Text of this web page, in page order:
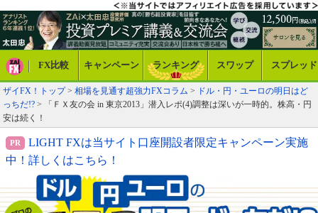
FX比較 キャンペーン ランキング スワップ スプレッド
ザイFX！トップ> 相場を見通す超強力FXコラム > ドル・円・ユーロの明日はど
っちだ!? > 「ＦＸ友の会 in 東京2013」潜入レポ(4)調整は深いが一時的。株高・円
安は続く！
LIGHT FXは当サイト口座開設者限定キャンペーン実施
中！詳しくはこちら！